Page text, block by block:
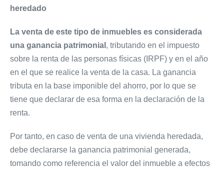
heredado
La venta de este tipo de inmuebles es considerada
una ganancia patrimonial , tributando en el impuesto
sobre la renta de las personas físicas (IRPF) y en el año
en el que se realice la venta de la casa. La ganancia
tributa en la base imponible del ahorro, por lo que se
tiene que declarar de esa forma en la declaración de la
renta.
Por tanto, en caso de venta de una vivienda heredada,
debe declararse la ganancia patrimonial generada,
tomando como referencia el valor del inmueble a efectos